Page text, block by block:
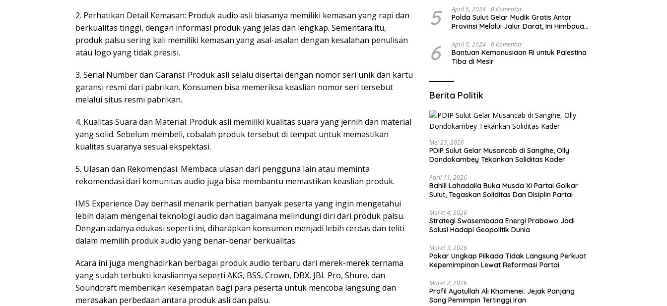
2. Perhatikan Detail Kemasan: Produk audio asli biasanya memiliki kemasan yang rapi dan
berkualitas tinggi, dengan informasi produk yang jelas dan lengkap. Sementara itu,
produk palsu sering kali memiliki kemasan yang asal-asalan dengan kesalahan penulisan
atau logo yang tidak presisi.
3. Serial Number dan Garansi: Produk asli selalu disertai dengan nomor seri unik dan kartu
garansi resmi dari pabrikan. Konsumen bisa memeriksa keaslian nomor seri tersebut
melalui situs resmi pabrikan.
4. Kualitas Suara dan Material: Produk asli memiliki kualitas suara yang jernih dan material
yang solid. Sebelum membeli, cobalah produk tersebut di tempat untuk memastikan
kualitas suaranya sesuai ekspektasi.
5. Ulasan dan Rekomendasi: Membaca ulasan dari pengguna lain atau meminta
rekomendasi dari komunitas audio juga bisa membantu memastikan keaslian produk.
IMS Experience Day berhasil menarik perhatian banyak peserta yang ingin mengetahui
lebih dalam mengenai teknologi audio dan bagaimana melindungi diri dari produk palsu.
Dengan adanya edukasi seperti ini, diharapkan konsumen menjadi lebih cerdas dan teliti
dalam memilih produk audio yang benar-benar berkualitas.
Acara ini juga menghadirkan berbagai produk audio terbaru dari merek-merek ternama
yang sudah terbukti keasliannya seperti AKG, BSS, Crown, DBX, JBL Pro, Shure, dan
Soundcraft memberikan kesempatan bagi para peserta untuk mencoba langsung dan
merasakan perbedaan antara produk asli dan palsu.
5 April 5, 2024 0 Komentar
Polda Sulut Gelar Mudik Gratis Antar
Provinsi Melalui Jalur Darat, Ini Himbauan
6 April 5, 2024 0 Komentar
Bantuan Kemanusiaan RI untuk Palestina
Tiba di Mesir
Berita Politik
Mei 23, 2026
PDIP Sulut Gelar Musancab di Sangihe, Olly
Dondokambey Tekankan Soliditas Kader
April 11, 2026
Bahlil Lahadalia Buka Musda Xi Partai Golkar
Sulut, Tegaskan Soliditas Dan Disiplin Partai
Maret 4, 2026
Strategi Swasembada Energi Prabowo Jadi
Solusi Hadapi Geopolitik Dunia
Maret 3, 2026
Pakar Ungkap Pilkada Tidak Langsung Perkuat
Kepemimpinan Lewat Reformasi Partai
Maret 2, 2026
Profil Ayatullah Ali Khamenei: Jejak Panjang
Sang Pemimpin Tertinggi Iran